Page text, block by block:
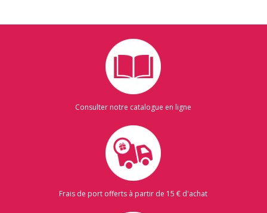
Consulter notre catalogue en ligne
Frais de port offerts à partir de 15 € d'achat